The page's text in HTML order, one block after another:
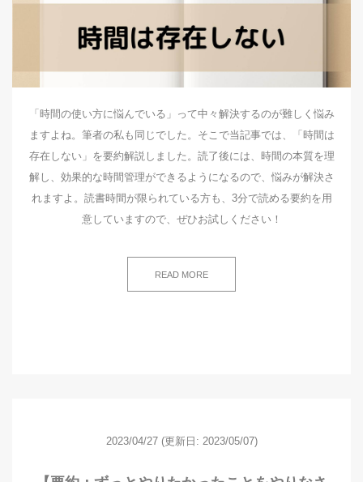
「時間の使い方に悩んでいる」って中々解決するのが難しく悩み
ますよね。筆者の私も同じでした。そこで当記事では、「時間は
存在しない」を要約解説しました。読了後には、時間の本質を理
解し、効果的な時間管理ができるようになるので、悩みが解決さ
れますよ。読書時間が限られている方も、3分で読める要約を用
意していますので、ぜひお試しください！
READ MORE
2023/04/27 (更新日: 2023/05/07)